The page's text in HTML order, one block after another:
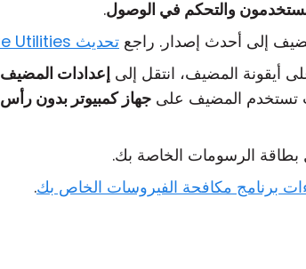
والتحكم في الوصول.
تحديث Remote Utilities
أيقونة المضيف، انتقل إلى إعدادات المضيف
تستخدم المضيف على جهاز كمبيوتر بدون رأس
الرسومات الخاصة بك.
برنامج مكافحة الفيروسات الخاص بك.